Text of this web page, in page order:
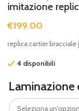
imitazione
€199.00
replica cartier
4 disponibili
Laminazione